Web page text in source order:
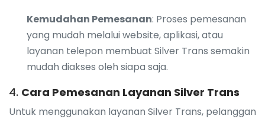
Kemudahan Pemesanan: Proses pemesanan
yang mudah melalui website, aplikasi, atau
layanan telepon membuat Silver Trans semakin
mudah diakses oleh siapa saja.
4. Cara Pemesanan Layanan Silver Trans
Untuk menggunakan layanan Silver Trans, pelanggan